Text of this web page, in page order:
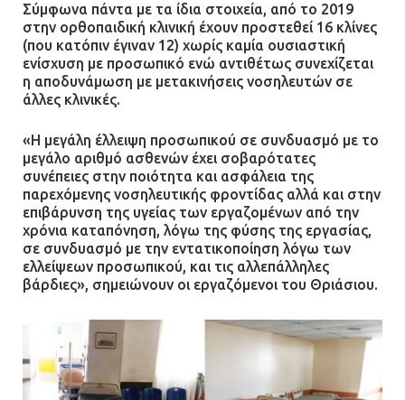
Σύμφωνα πάντα με τα ίδια στοιχεία, από το 2019
στην ορθοπαιδική κλινική έχουν προστεθεί 16 κλίνες
(που κατόπιν έγιναν 12) χωρίς καμία ουσιαστική
ενίσχυση με προσωπικό ενώ αντιθέτως συνεχίζεται
η αποδυνάμωση με μετακινήσεις νοσηλευτών σε
άλλες κλινικές.
«Η μεγάλη έλλειψη προσωπικού σε συνδυασμό με το
μεγάλο αριθμό ασθενών έχει σοβαρότατες
συνέπειες στην ποιότητα και ασφάλεια της
παρεχόμενης νοσηλευτικής φροντίδας αλλά και στην
επιβάρυνση της υγείας των εργαζομένων από την
χρόνια καταπόνηση, λόγω της φύσης της εργασίας,
σε συνδυασμό με την εντατικοποίηση λόγω των
ελλείψεων προσωπικού, και τις αλλεπάλληλες
βάρδιες», σημειώνουν οι εργαζόμενοι του Θριάσιου.